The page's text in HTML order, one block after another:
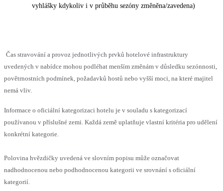
vyhlášky kdykoliv i v průběhu sezóny změněna/zavedena)
Čas stravování a provoz jednotlivých prvků hotelové infrastruktury
uvedených v nabídce mohou podléhat menším změnám v důsledku sezónnosti,
povětrnostních podmínek, požadavků hostů nebo vyšší moci, na které majitel
nemá vliv.
Informace o oficiální kategorizaci hotelu je v souladu s kategorizací
používanou v příslušné zemi. Každá země uplatňuje vlastní kritéria pro udělení
konkrétní kategorie.
Polovina hvězdičky uvedená ve slovním popisu může označovat
nadhodnocenou nebo podhodnocenou kategorii ve srovnání s oficiální
kategorií.